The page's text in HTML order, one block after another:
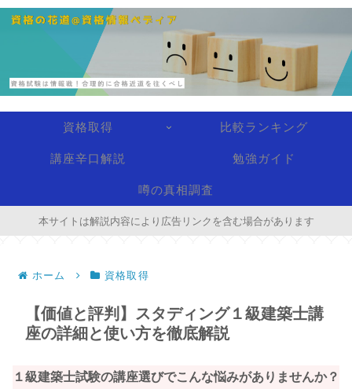
資格取得 比較ランキング
講座辛口解説 勉強ガイド
噂の真相調査
本サイトは解説内容により広告リンクを含む場合があります
ホーム 資格取得
【価値と評判】スタディング１級建築士講
座の詳細と使い方を徹底解説
１級建築士試験の講座選びでこんな悩みがありませんか？